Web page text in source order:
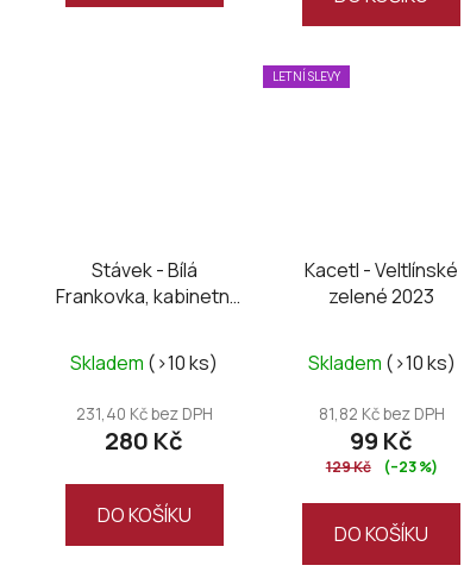
Stávek - Bílá
Frankovka, kabinetní
Skladem (>10 ks)
231,40 Kč bez DPH
280 Kč
DO KOŠÍKU
LETNÍ SLEVY
Kacetl - Veltlínské
zelené 2023
Skladem (>10 ks)
81,82 Kč bez DPH
99 Kč
129 Kč (–23 %)
DO KOŠÍKU